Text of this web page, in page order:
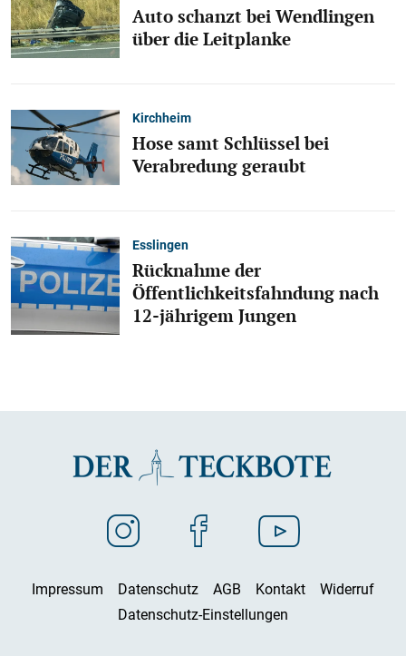
Auto schanzt bei Wendlingen
über die Leitplanke
Kirchheim
Hose samt Schlüssel bei
Verabredung geraubt
Esslingen
Rücknahme der
Öffentlichkeitsfahndung nach
12-jährigem Jungen
Impressum Datenschutz AGB Kontakt
Widerruf
Datenschutz-Einstellungen